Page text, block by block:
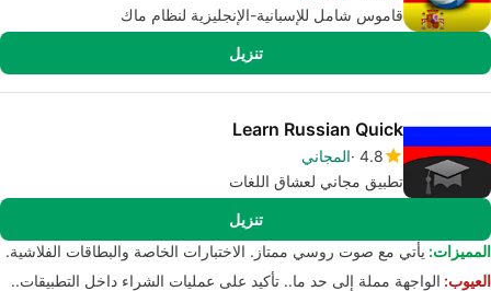
قاموس شامل للإسبانية-الإنجليزية لنظام ماك
تنزيل
Learn Russian Quick
4.8 المجاني
تطبيق مجاني لعشاق اللغات
تنزيل
المميزات: يأتي مع صوت روسي ممتاز. الاختبارات الخاصة والبطاقات الفلاشية.
العيوب: الواجهة مملة إلى حد ما.. تأكيد على عمليات الشراء داخل التطبيقات..